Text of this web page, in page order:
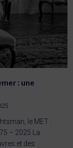
: une
le MET :
– 2025 La
et des